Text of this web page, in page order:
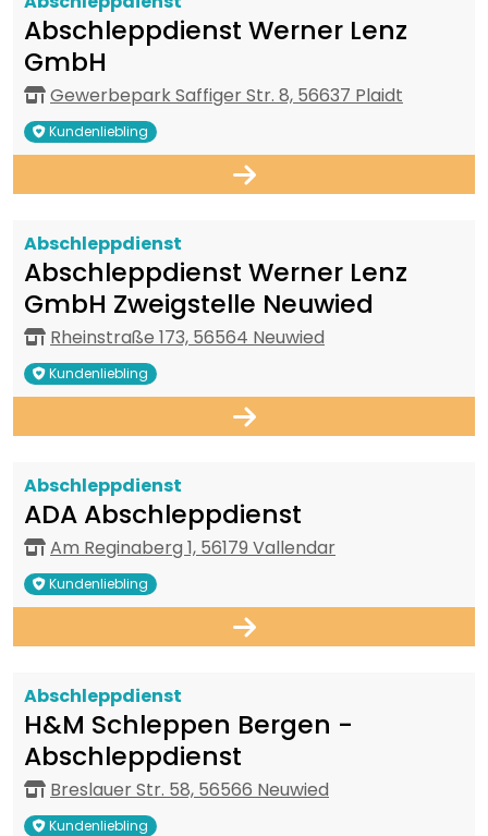
Abschleppdienst Werner Lenz
GmbH
Gewerbepark Saffiger Str. 8, 56637 Plaidt
Kundenliebling
Abschleppdienst
Abschleppdienst Werner Lenz
GmbH Zweigstelle Neuwied
Rheinstraße 173, 56564 Neuwied
Kundenliebling
Abschleppdienst
ADA Abschleppdienst
Am Reginaberg 1, 56179 Vallendar
Kundenliebling
Abschleppdienst
H&M Schleppen Bergen -
Abschleppdienst
Breslauer Str. 58, 56566 Neuwied
Kundenliebling